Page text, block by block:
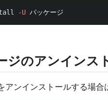
-U
ジのアンインス
アンインストールする場合